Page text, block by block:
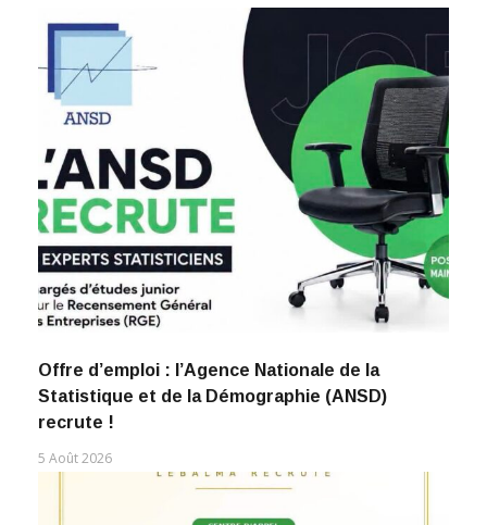
Offre d’emploi : l’Agence Nationale de la
Statistique et de la Démographie (ANSD)
recrute !
5 Août 2026